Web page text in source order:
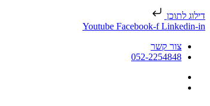
דילוג לתוכן
Youtube Facebook-f Linkedin-in
צור קשר
052-2254848